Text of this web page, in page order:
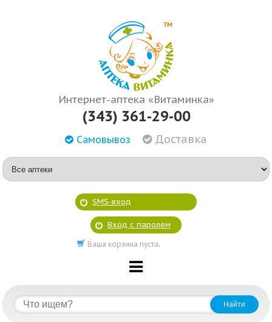
Интернет-аптека «Витаминка»
(343) 361-29-00
Самовывоз Доставка
SMS-вход
Вход с паролем
Ваша корзина пуста.